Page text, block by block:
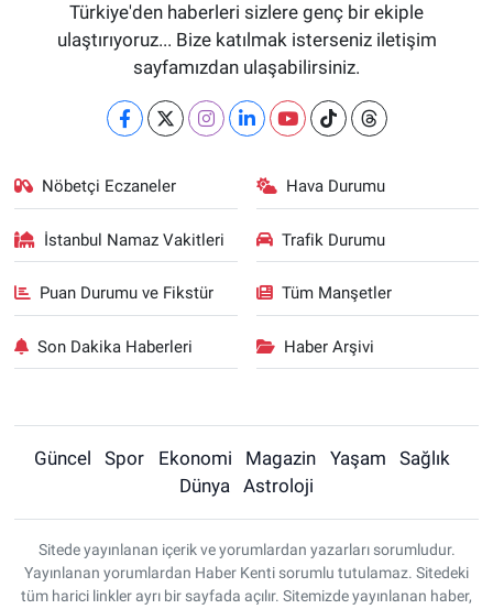
Türkiye'den haberleri sizlere genç bir ekiple
ulaştırıyoruz... Bize katılmak isterseniz iletişim
sayfamızdan ulaşabilirsiniz.
Nöbetçi Eczaneler Hava Durumu
İstanbul Namaz Vakitleri Trafik Durumu
Puan Durumu ve Fikstür Tüm Manşetler
Son Dakika Haberleri Haber Arşivi
Güncel Spor Ekonomi Magazin Yaşam
Sağlık
Dünya
Astroloji
Sitede yayınlanan içerik ve yorumlardan yazarları sorumludur.
Yayınlanan yorumlardan Haber Kenti sorumlu tutulamaz. Sitedeki
tüm harici linkler ayrı bir sayfada açılır. Sitemizde yayınlanan haber,